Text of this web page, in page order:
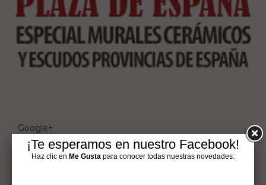
Google+
¡Te esperamos en nuestro Facebook!
Haz clic en Me Gusta para conocer todas nuestras novedades: